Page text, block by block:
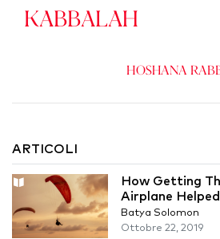
Kabbalah
Hoshana
ARTICOLI
How Getting
Airplane
Batya Solomon
Ottobre 22, 2019